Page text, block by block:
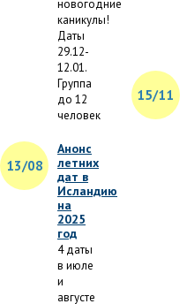
новогодние
каникулы!
Даты
29.12-
12.01.
Группа
до 12
человек
13/08
Анонс
летних
дат в
Исландию
на
2025
год
4 даты
в июле
и
августе
15/11